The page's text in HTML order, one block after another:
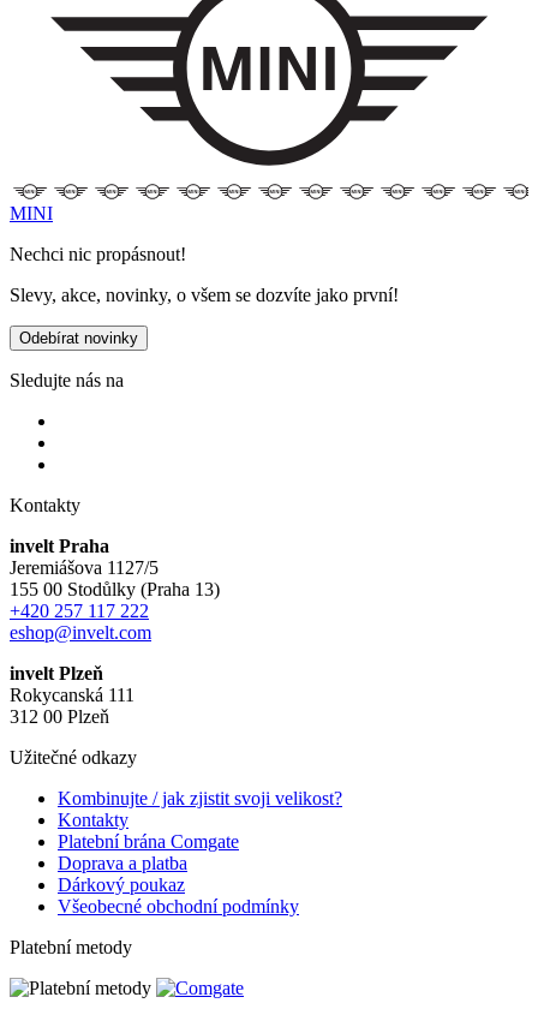
MINI
Nechci nic propásnout!
Slevy, akce, novinky, o všem se dozvíte jako první!
Odebírat novinky
Sledujte nás na
Kontakty
invelt Praha
Jeremiášova 1127/5
155 00 Stodůlky (Praha 13)
+420 257 117 222
eshop@invelt.com
invelt Plzeň
Rokycanská 111
312 00 Plzeň
Užitečné odkazy
Kombinujte / jak zjistit svoji velikost?
Kontakty
Platební brána Comgate
Doprava a platba
Dárkový poukaz
Všeobecné obchodní podmínky
Platební metody